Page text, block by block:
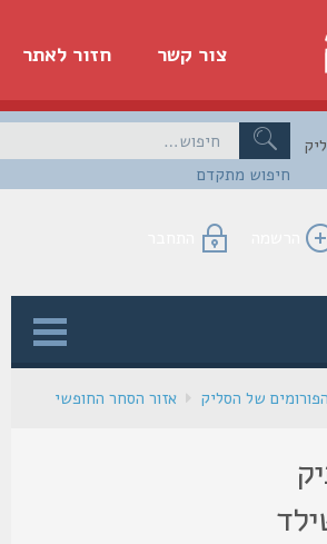
חזור לאתר צור קשר
חיפוש מתקדם
התחבר
של הסליק אזור הסחר החופשי